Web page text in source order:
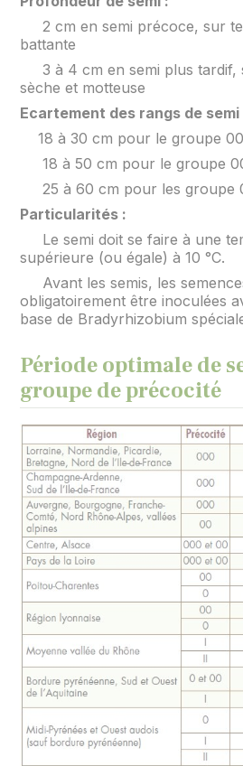
2 cm en semi précoce, sur
battante
3 à 4 cm en semi plus tardif,
sèche et motteuse
Ecartement des rangs de semi
18 à 30 cm pour le groupe
18 à 50 cm pour le groupe
25 à 60 cm pour les groupe
Particularités :
Le semi doit se faire à une
supérieure (ou égale) à 10 °C.
Avant les semis, les
obligatoirement être inoculées
base de Bradyrhizobium
Période optimale de
groupe de précocité